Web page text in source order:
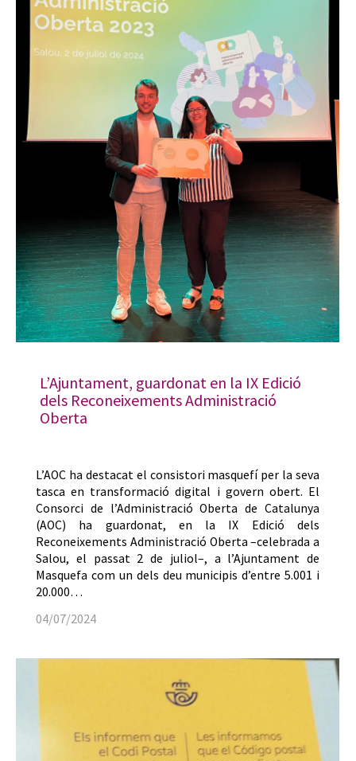
L’Ajuntament, guardonat en la IX Edició
dels Reconeixements Administració
Oberta
L’AOC ha destacat el consistori masquefí per la seva
tasca en transformació digital i govern obert. El
Consorci de l’Administració Oberta de Catalunya
(AOC) ha guardonat, en la IX Edició dels
Reconeixements Administració Oberta –celebrada a
Salou, el passat 2 de juliol–, a l’Ajuntament de
Masquefa com un dels deu municipis d’entre 5.001 i
20.000…
04/07/2024